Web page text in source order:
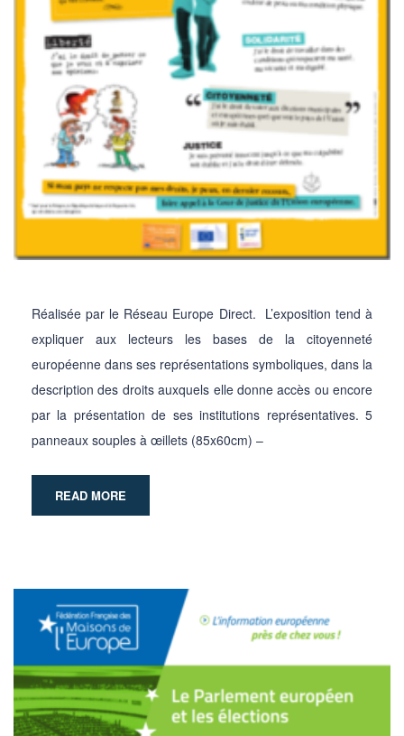
Réalisée par le Réseau Europe Direct. L’exposition tend à
expliquer aux lecteurs les bases de la citoyenneté
européenne dans ses représentations symboliques, dans la
description des droits auxquels elle donne accès ou encore
par la présentation de ses institutions représentatives. 5
panneaux souples à œillets (85x60cm) –
READ MORE